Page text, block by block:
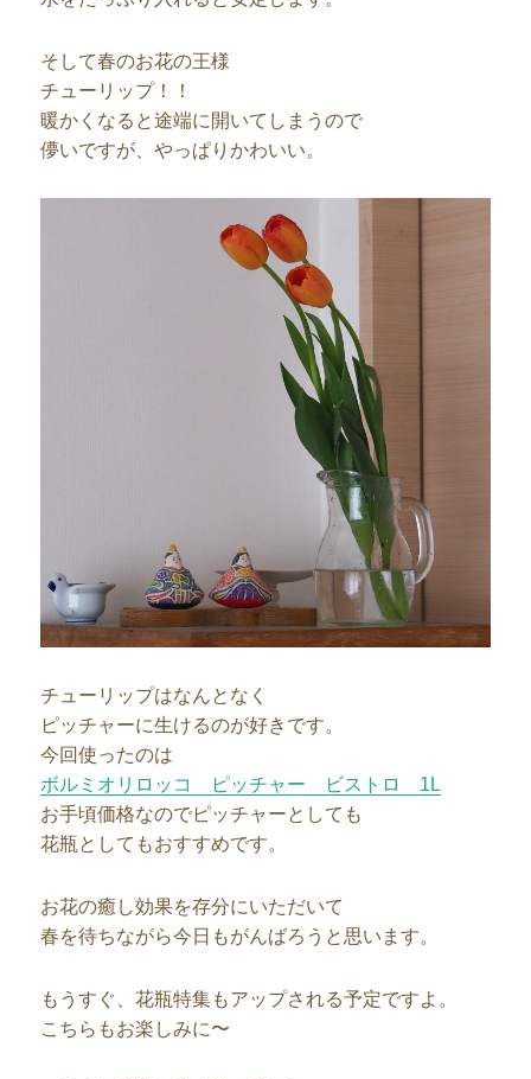
そして春のお花の王様
チューリップ！！
暖かくなると途端に開いてしまうので
儚いですが、やっぱりかわいい。
チューリップはなんとなく
ピッチャーに生けるのが好きです。
今回使ったのは
ボルミオリロッコ ピッチャー ビストロ 1L
お手頃価格なのでピッチャーとしても
花瓶としてもおすすめです。
お花の癒し効果を存分にいただいて
春を待ちながら今日もがんばろうと思います。
もうすぐ、花瓶特集もアップされる予定ですよ。
こちらもお楽しみに〜